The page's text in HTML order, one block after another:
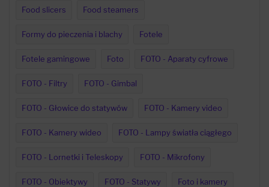
Food slicers Food steamers
Formy do pieczenia i blachy Fotele
Fotele gamingowe Foto FOTO - Aparaty cyfrowe
FOTO - Filtry FOTO - Gimbal
FOTO - Głowice do statywów FOTO - Kamery video
FOTO - Kamery wideo FOTO - Lampy światła ciągłego
FOTO - Lornetki i Teleskopy FOTO - Mikrofony
FOTO - Obiektywy FOTO - Statywy Foto i kamery